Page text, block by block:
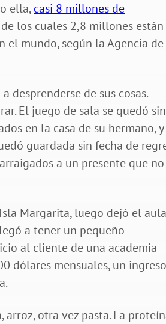
ella,casi 8 millones de
los cuales 2,8 millones
el mundo, según la Agencia
desprenderse de sus cosas.
El juego de sala se quedó sin
en la casa de su hermano,
guardada sin fecha de
a un presente que
Margarita, luego dejó el
a tener un pequeño
al cliente de una academia
dólares mensuales, un
otra vez pasta. La